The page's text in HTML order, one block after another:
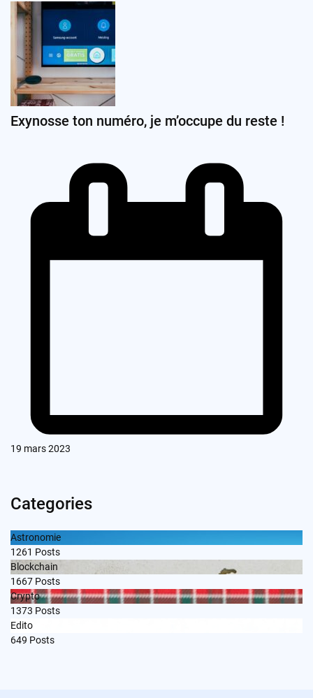
Exynosse ton numéro, je m’occupe du reste !
19 mars 2023
Categories
Astronomie
1261 Posts
Blockchain
1667 Posts
Crypto
1373 Posts
Edito
649 Posts